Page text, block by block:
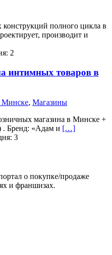
полного цикла в
производит и
2
интимных товаров в
Минске, Магазины
магазина в Минске +
. Бренд: «Адам и […]
3
о покупке/продаже
и франшизах.